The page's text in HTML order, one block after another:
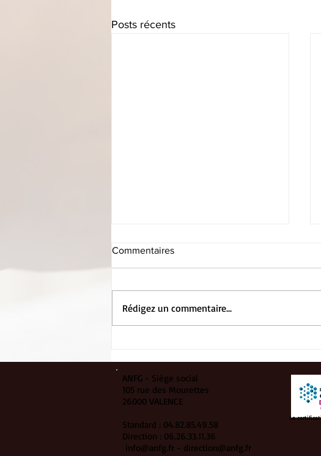
Posts récents
Commentaires
Rédigez un commentaire...
ANFG - Siège social
105 rue des Mourettes
26000 VALENCE
Standard : 04.82.85.49.58
Direction : 06.26.33.11.36
info@anfg.fr - direction@anfg.fr
La